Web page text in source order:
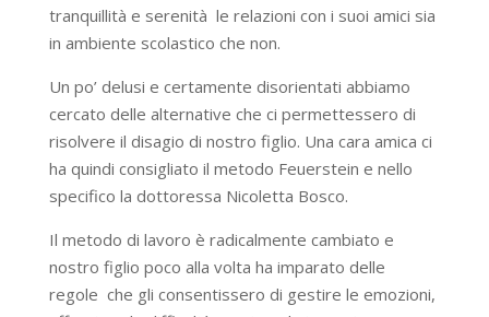
tranquillità e serenità le relazioni con i suoi amici sia
in ambiente scolastico che non.
Un po’ delusi e certamente disorientati abbiamo
cercato delle alternative che ci permettessero di
risolvere il disagio di nostro figlio. Una cara amica ci
ha quindi consigliato il metodo Feuerstein e nello
specifico la dottoressa Nicoletta Bosco.
Il metodo di lavoro è radicalmente cambiato e
nostro figlio poco alla volta ha imparato delle
regole che gli consentissero di gestire le emozioni,